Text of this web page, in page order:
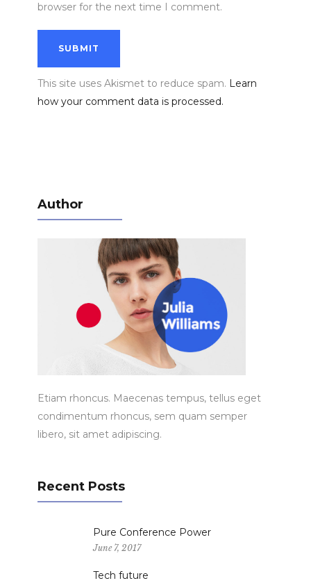
browser for the next time I comment.
This site uses Akismet to reduce spam. Learn
how your comment data is processed.
Author
Etiam rhoncus. Maecenas tempus, tellus eget
condimentum rhoncus, sem quam semper
libero, sit amet adipiscing.
Recent Posts
Pure Conference Power
June 7, 2017
Tech future